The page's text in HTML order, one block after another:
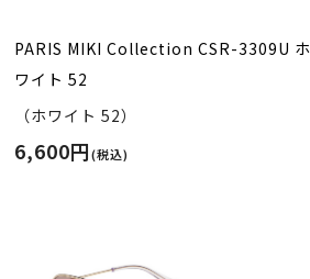
PARIS MIKI Collection CSR-3309U ホ
ワイト 52
（ホワイト 52）
6,600円(税込)